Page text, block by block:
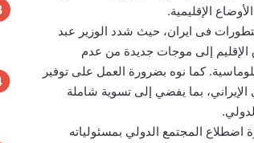
فى ايران، حيث شدد الوزير عبد
الإقليم إلى موجات جديدة من عدم
كما نوه بضرورة العمل على توفير
الإيراني، بما يفضي إلى تسوية شاملة
المجتمع الدولي بمسئولياته